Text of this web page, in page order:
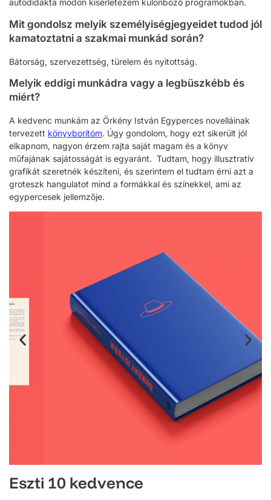
autodidakta módon kísérletezem különböző programokban.
Mit gondolsz melyik személyiségjegyeidet tudod jól
kamatoztatni a szakmai munkád során?
Bátorság, szervezettség, türelem és nyitottság.
Melyik eddigi munkádra vagy a legbüszkébb és
miért?
A kedvenc munkám az Örkény István Egyperces novelláinak
tervezett könyvborítóm. Úgy gondolom, hogy ezt sikerült jól
elkapnom, nagyon érzem rajta saját magam és a könyv
műfajának sajátosságát is egyaránt. Tudtam, hogy illusztratív
grafikát szeretnék készíteni, és szerintem el tudtam érni azt a
groteszk hangulatot mind a formákkal és színekkel, ami az
egypercesek jellemzője.
Eszti 10 kedvence